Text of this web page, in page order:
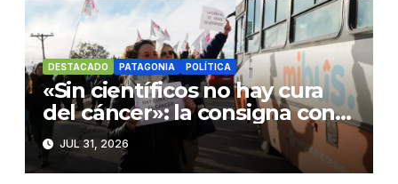
DESTACADO PATAGONIA POLÍTICA
«Sin científicos no hay cura
del cáncer»: la consigna con
la que rechazaron los
despidos de la CNEA
JUL 31, 2026